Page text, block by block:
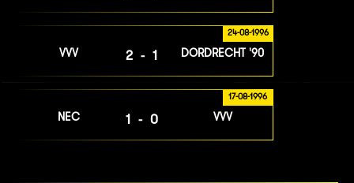
24-08-1996
VVV 2-1 DORDRECHT '90
17-08-1996
NEC 1-0 VVV